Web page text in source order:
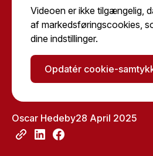
Videoen er ikke tilgængelig,
af markedsføringscookies,
dine indstillinger.
Opdatér cookie-
Oscar Hedeby28 April 2025